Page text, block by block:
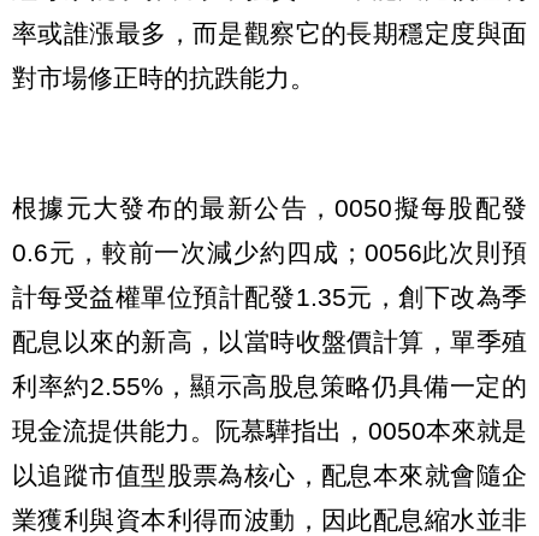
率或誰漲最多，而是觀察它的長期穩定度與面
對市場修正時的抗跌能力。
根據元大發布的最新公告，0050擬每股配發
0.6元，較前一次減少約四成；0056此次則預
計每受益權單位預計配發1.35元，創下改為季
配息以來的新高，以當時收盤價計算，單季殖
利率約2.55%，顯示高股息策略仍具備一定的
現金流提供能力。阮慕驊指出，0050本來就是
以追蹤市值型股票為核心，配息本來就會隨企
業獲利與資本利得而波動，因此配息縮水並非